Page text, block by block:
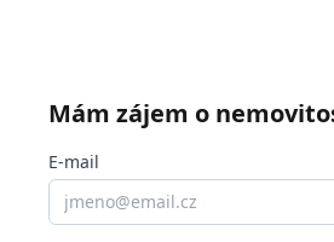
Mám zájem o
E-mail